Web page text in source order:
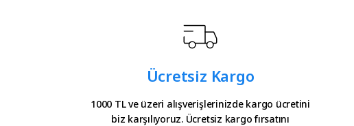
Ücretsiz Kargo
1000 TL ve üzeri alışverişlerinizde kargo ücretini
biz karşılıyoruz. Ücretsiz kargo fırsatını